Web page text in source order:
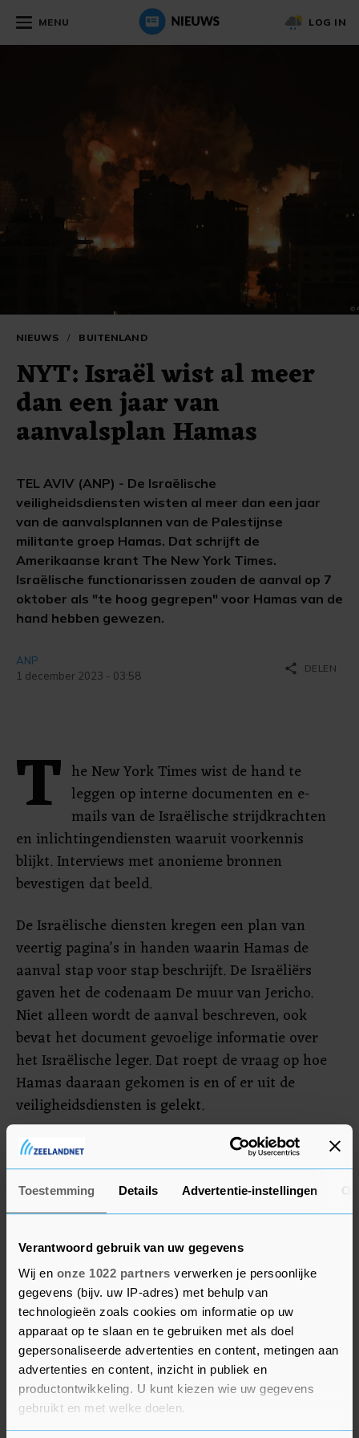
Toestemming Details Advertentie-instellingen
Verantwoord gebruik van uw gegevens
Wij en onze 1022 partners verwerken je persoonlijke
gegevens (bijv. uw IP-adres) met behulp van
technologieën zoals cookies om informatie op uw
apparaat op te slaan en te gebruiken met als doel
gepersonaliseerde advertenties en content, metingen aan
advertenties en content, inzicht in publiek en
productontwikkeling. U kunt kiezen wie uw gegevens
gebruikt en met welke doelen.
MENU LOG IN
NIEUWS / BUITENLAND
NYT: Israël wist al meer
dan een jaar van
aanvalsplan Hamas
TEL AVIV (ANP) - De Israëlische
veiligheidsdiensten wisten al meer dan een jaar
van de aanvalsplannen van de Palestijnse
militante groep Hamas. Dat schrijft de
Amerikaanse krant The New York Times.
Israëlische functionarissen zouden de aanval op 7
oktober als "te hoog gegrepen" voor Hamas van de
hand hebben gewezen.
ANP
1 december 2023 - 03:58
share DELEN
T he New York Times wist de hand te
leggen op interne documenten en e-
mails van de Israëlische strijdkrachten
en inlichtingendiensten waaruit voorkennis
blijkt. Interviews met anonieme bronnen
bevestigen dat beeld.
De Israëlische diensten kregen een plan van
veertig pagina's in handen waarin Hamas de
aanval stap voor stap beschrijft. De Israëliërs
gaven het de codenaam De muur van Jericho.
Niet alleen wordt de aanval beschreven, ook
bevat het document gevoelige informatie over
het Israëlische leger. Dat roept de vraag op hoe
Hamas daaraan gekomen is en of er uit de
veiligheidsdiensten is gelekt.
Volgens The New York Times circuleerde het
aanvalsplan in brede kring binnen de
strijdkrachten. Het is niet duidelijk of premier
Benjamin Netanyahu ook op de hoogte was.